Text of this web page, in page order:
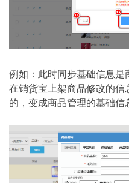
例如：此时同步基础信息是
在销货宝上架商品修改的信
的，变成商品管理的基础信